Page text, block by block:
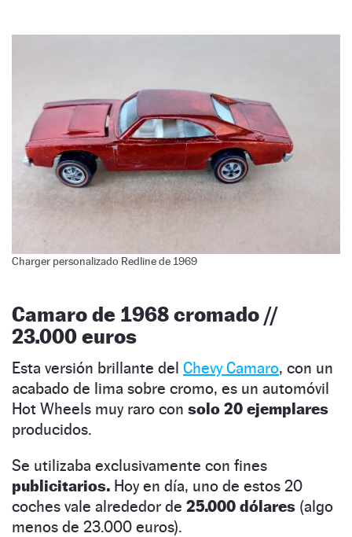
Charger personalizado Redline de 1969
Camaro de 1968 cromado //
23.000 euros
Esta versión brillante del Chevy Camaro, con un
acabado de lima sobre cromo, es un automóvil
Hot Wheels muy raro con solo 20 ejemplares
producidos.
Se utilizaba exclusivamente con fines
publicitarios. Hoy en día, uno de estos 20
coches vale alrededor de 25.000 dólares (algo
menos de 23.000 euros).